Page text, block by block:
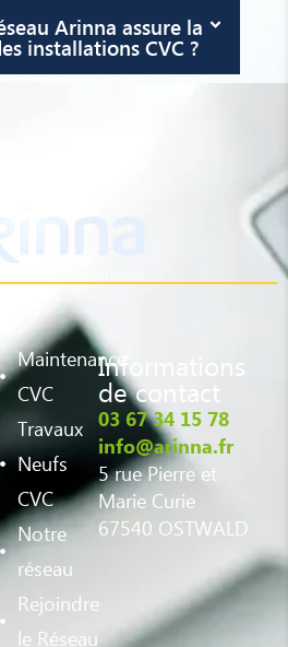
Arinna assure la
installations CVC ?
Maintenance
CVC
Travaux
Neufs
CVC
Notre
réseau
Rejoindre
le Réseau
Informations
de contact
03 67 34 15 78
info@arinna.fr
5 rue Pierre et
Marie Curie
67540 OSTWALD